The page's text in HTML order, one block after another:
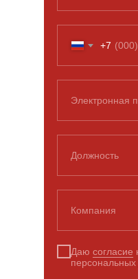
+7
Электронная
Должность
Компания
Даю согласие